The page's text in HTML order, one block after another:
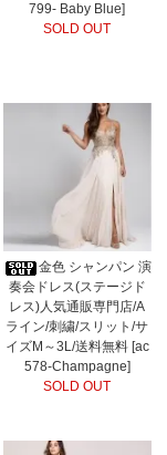
799- Baby Blue]
SOLD OUT
金色 シャンパン 演
奏会ドレス(ステージド
レス)人気通販専門店/A
ライン/刺繍/スリット/サ
イズM～3L/送料無料 [ac
578-Champagne]
SOLD OUT